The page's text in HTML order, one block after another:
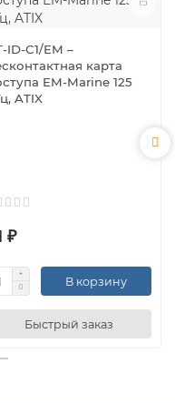
ID-C1/EM –
карта
EM-Marine 125
ATIX
₽
В корзину
Быстрый заказ